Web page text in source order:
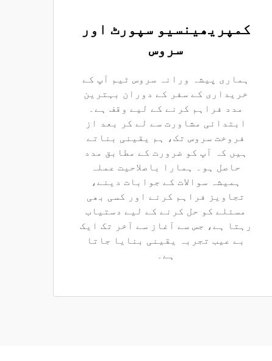
کمپریھینسیو سپورٹ اور
سروس
ہماری پیشہ ورانہ سروس ٹیم آپ کے
خریداری کے سفر کے دوران بہترین
مدد فراہم کرنے کے لیے وقف ہے۔
ابتدائی مشاورت سے لے کر بعد از
فروخت سروس تک، ہم یقینی بناتے
ہیں کہ آپ کو ضرورت کے مطابق مدد
حاصل ہو۔ ہمارا باصلاحیت عملہ
ہمیشہ سوالات کے جوابات دینے،
تجاویز فراہم کرنے اور کسی بھی
مسئلے کو حل کرنے کے لیے دستیاب
رہتا ہے، جس سے آغاز سے آخر تک ایک
بے عیب تجربہ یقینی بنایا جاتا
ہے۔